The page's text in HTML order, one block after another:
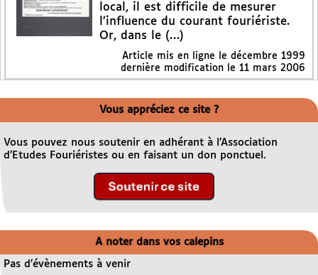
local, il est difficile de mesurer
l’influence du courant fouriériste.
Or, dans le (…)
Article mis en ligne le décembre 1999
dernière modification le 11 mars 2006
Vous appréciez ce site ?
Vous pouvez nous soutenir en adhérant à l’Association
d’Etudes Fouriéristes ou en faisant un don ponctuel.
A noter dans vos calepins
Pas d’évènements à venir